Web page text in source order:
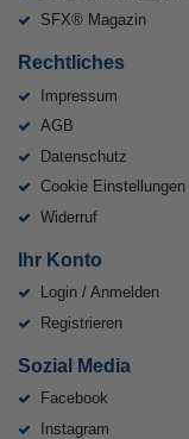
SFX® Magazin
Rechtliches
Impressum
AGB
Datenschutz
Cookie Einstellungen
Widerruf
Ihr Konto
Login / Anmelden
Registrieren
Sozial Media
Facebook
Instagram